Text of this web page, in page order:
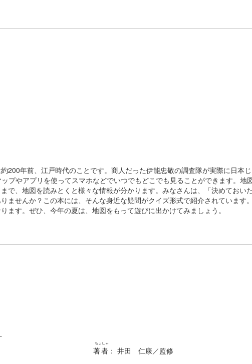
い地図』
年前、江戸時代のことです。商人だった伊能忠敬の調査隊が実際に日本
やアプリを使ってスマホなどでいつでもどこでも見ることができます。地
で、地図を読みとくと様々な情報が分かります。みなさんは、「決めておい
せんか？この本には、そんな身近な疑問がクイズ形式で紹介されています
す。ぜひ、今年の夏は、地図をもって遊びに出かけてみましょう。
著者
ちょしゃ
： 井田 仁康／監修